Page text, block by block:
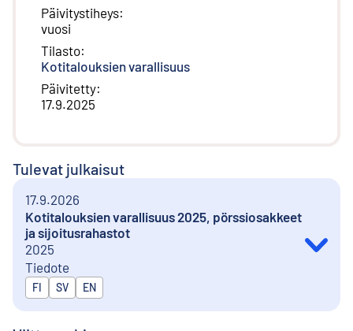
Päivitystiheys:
vuosi
Tilasto:
Kotitalouksien varallisuus
Päivitetty:
17.9.2025
Tulevat julkaisut
17.9.2026
Kotitalouksien varallisuus 2025, pörssiosakkeet
ja sijoitusrahastot
2025
Tiedote
Julkaistaan kielillä
FI SV EN